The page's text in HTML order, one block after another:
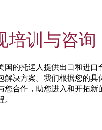
培训与咨询
国的托运人提供出口和进口
解决方案。我们根据您的具
您合作，助您进入和开拓新